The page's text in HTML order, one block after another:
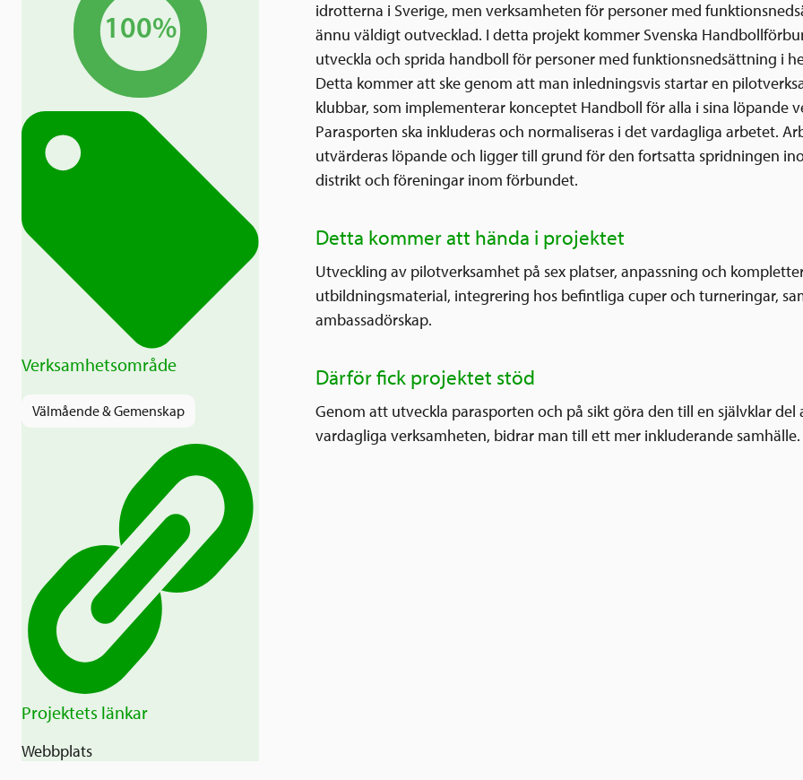
100%
Verksamhetsområde
Välmående & Gemenskap
Projektets länkar
Webbplats
idrotterna i Sverige, men verksamheten för personer med
ännu väldigt outvecklad. I detta projekt kommer Svenska
utveckla och sprida handboll för personer med funktionsnedsättning i
Detta kommer att ske genom att man inledningsvis startar en
klubbar, som implementerar konceptet Handboll för alla i sina löpande
Parasporten ska inkluderas och normaliseras i det vardagliga arbetet.
utvärderas löpande och ligger till grund för den fortsatta spridningen
distrikt och föreningar inom förbundet.
Detta kommer att hända i projektet
Utveckling av pilotverksamhet på sex platser, anpassning och
utbildningsmaterial, integrering hos befintliga cuper och turneringar,
ambassadörskap.
Därför fick projektet stöd
Genom att utveckla parasporten och på sikt göra den till en självklar del
vardagliga verksamheten, bidrar man till ett mer inkluderande samhälle.